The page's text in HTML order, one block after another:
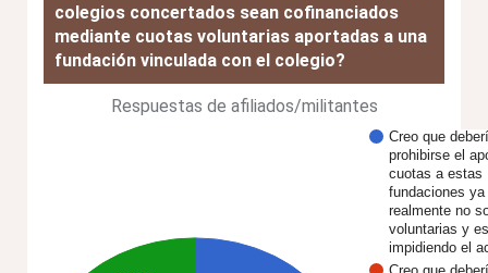
colegios concertados sean cofinanciados
mediante cuotas voluntarias aportadas a una
fundación vinculada con el colegio?
Respuestas de afiliados/militantes
Creo que
prohibirse el
cuotas a estas
fundaciones ya
realmente no
voluntarias y
impidiendo el